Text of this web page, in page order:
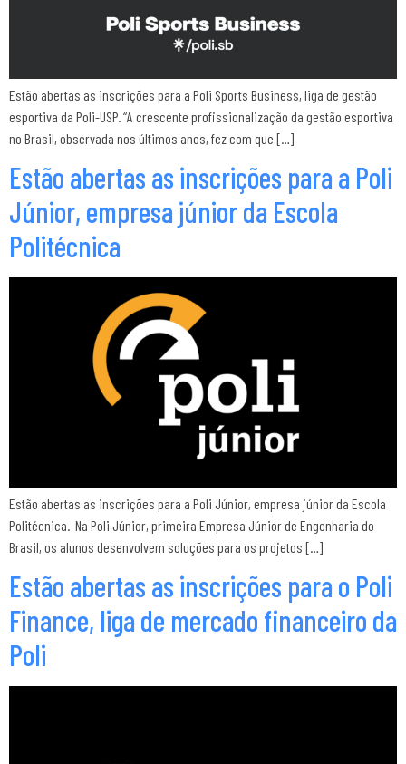
Estão abertas as inscrições para a Poli Sports Business, liga de gestão
esportiva da Poli-USP. “A crescente profissionalização da gestão esportiva
no Brasil, observada nos últimos anos, fez com que […]
Estão abertas as inscrições para a Poli
Júnior, empresa júnior da Escola
Politécnica
Estão abertas as inscrições para a Poli Júnior, empresa júnior da Escola
Politécnica. Na Poli Júnior, primeira Empresa Júnior de Engenharia do
Brasil, os alunos desenvolvem soluções para os projetos […]
Estão abertas as inscrições para o Poli
Finance, liga de mercado financeiro da
Poli